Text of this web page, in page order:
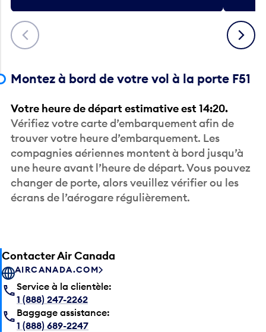
Précédent Suivant
Montez à bord de votre vol à la porte F51
Votre heure de départ estimative est 14:20.
Vérifiez votre carte d’embarquement afin de
trouver votre heure d’embarquement. Les
compagnies aériennes montent à bord jusqu’à
une heure avant l’heure de départ. Vous pouvez
changer de porte, alors veuillez vérifier ou les
écrans de l’aérogare régulièrement.
Contacter Air Canada
AIRCANADA.COM
Service à la clientèle:
1 (888) 247-2262
Baggage assistance:
1 (888) 689-2247